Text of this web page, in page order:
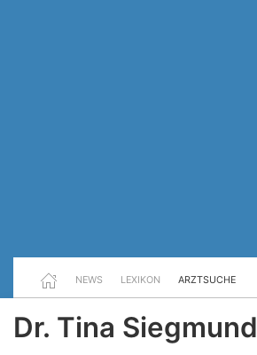
NEWS LEXIKON ARZTSUCHE
Dr. Tina Siegmund